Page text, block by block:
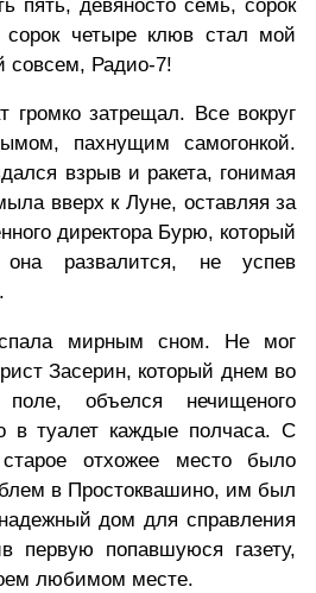
пять, девяносто семь, сорок
четыре клюв стал мой
совсем, Радио-7!
громко затрещал. Все вокруг
пахнущим самогонкой.
взрыв и ракета, гонимая
вверх к Луне, оставляя за
директора Бурю, который
развалится, не успев
мирным сном. Не мог
Засерин, который днем во
объелся нечищеного
в туалет каждые полчаса. С
отхожее место было
в Простоквашино, им был
дом для справления
первую попавшуюся газету,
любимом месте.